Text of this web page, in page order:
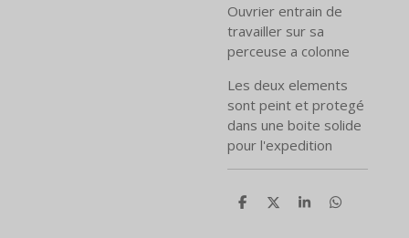
Ouvrier entrain de
travailler sur sa
perceuse a colonne
Les deux elements
sont peint et protegé
dans une boite solide
pour l'expedition
P
P
P
P